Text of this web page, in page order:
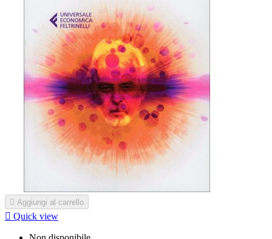
 Aggiungi al carrello
 Quick view